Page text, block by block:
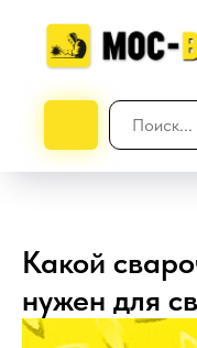
Какой
нужен для